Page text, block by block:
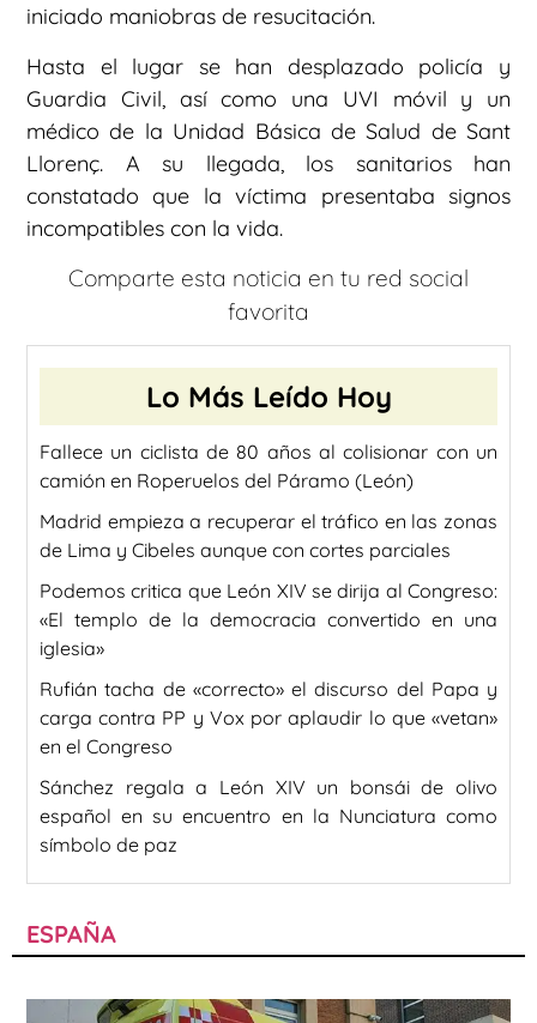
iniciado maniobras de resucitación.
Hasta el lugar se han desplazado policía y
Guardia Civil, así como una UVI móvil y un
médico de la Unidad Básica de Salud de Sant
Llorenç. A su llegada, los sanitarios han
constatado que la víctima presentaba signos
incompatibles con la vida.
Comparte esta noticia en tu red social
favorita
Lo Más Leído Hoy
Fallece un ciclista de 80 años al colisionar con un
camión en Roperuelos del Páramo (León)
Madrid empieza a recuperar el tráfico en las zonas
de Lima y Cibeles aunque con cortes parciales
Podemos critica que León XIV se dirija al Congreso:
«El templo de la democracia convertido en una
iglesia»
Rufián tacha de «correcto» el discurso del Papa y
carga contra PP y Vox por aplaudir lo que «vetan»
en el Congreso
Sánchez regala a León XIV un bonsái de olivo
español en su encuentro en la Nunciatura como
símbolo de paz
ESPAÑA